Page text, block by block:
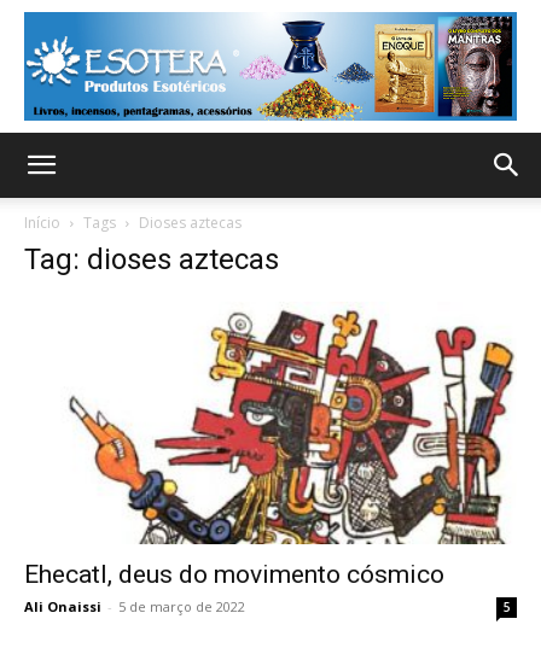
Início Tags Dioses aztecas
Tag: dioses aztecas
Ehecatl, deus do movimento cósmico
Ali Onaissi - 5 de março de 2022 5